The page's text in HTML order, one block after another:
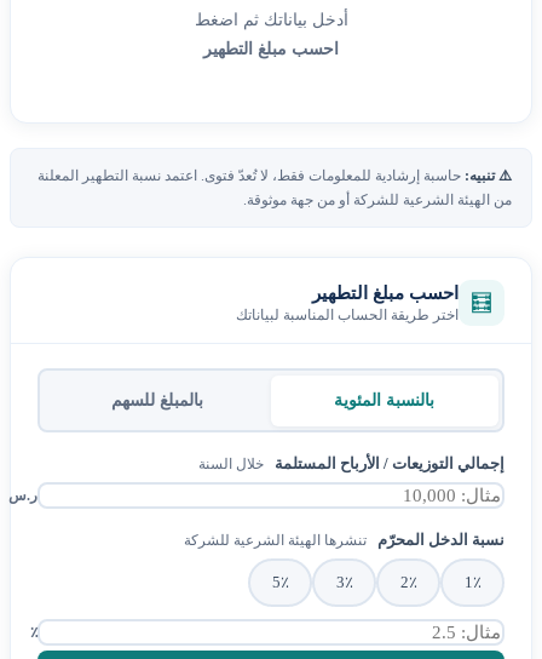
🧮 احسب مبلغ التطهير
اختر طريقة الحساب المناسبة لبياناتك
بالنسبة المئوية بالمبلغ للسهم
إجمالي التوزيعات / الأرباح المستلمة خلال السنة
ر.س
نسبة الدخل المحرّم تنشرها الهيئة الشرعية للشركة
1٪ 2٪ 3٪ 5٪
٪
أدخل بياناتك ثم اضغط
احسب مبلغ التطهير
⚠️ تنبيه: حاسبة إرشادية للمعلومات فقط، لا تُعدّ فتوى. اعتمد نسبة التطهير المعلنة
من الهيئة الشرعية للشركة أو من جهة موثوقة.